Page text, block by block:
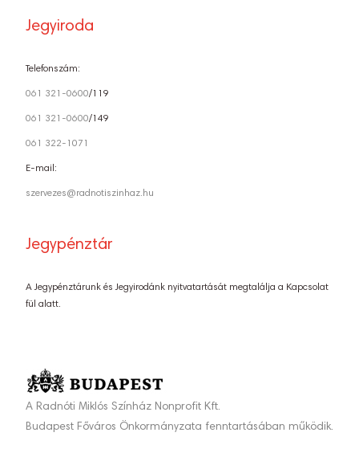
Jegyiroda
Telefonszám:
061 321-0600/119
061 321-0600/149
061 322-1071
E-mail:
szervezes@radnotiszinhaz.hu
Jegypénztár
A Jegypénztárunk és Jegyirodánk nyitvatartását megtalálja a Kapcsolat
fül alatt.
A Radnóti Miklós Színház Nonprofit Kft.
Budapest Főváros Önkormányzata fenntartásában működik.